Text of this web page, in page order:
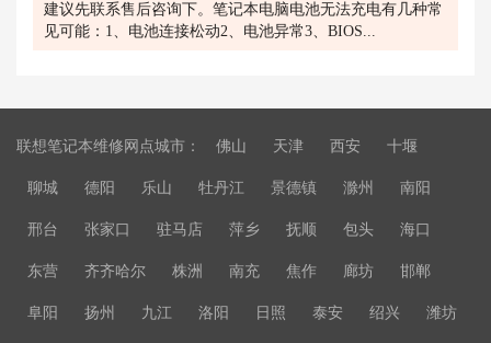
建议先联系售后咨询下。笔记本电脑电池无法充电有几种常
见可能：1、电池连接松动2、电池异常3、BIOS...
联想笔记本维修网点城市： 佛山 天津 西安 十堰
聊城 德阳 乐山 牡丹江 景德镇 滁州 南阳
邢台 张家口 驻马店 萍乡 抚顺 包头 海口
东营 齐齐哈尔 株洲 南充 焦作 廊坊 邯郸
阜阳 扬州 九江 洛阳 日照 泰安 绍兴 潍坊